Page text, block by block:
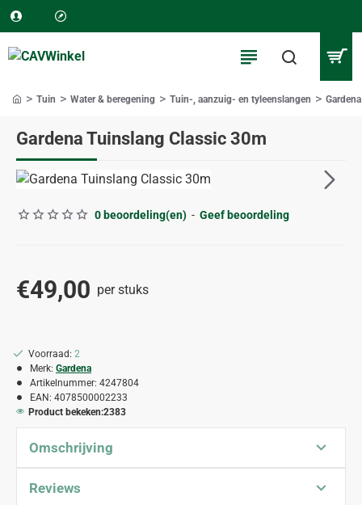
Gardena Tuinslang Classic 30m
Tuin Water & beregening Tuin-, aanzuig- en tyleenslangen
0 beoordeling(en) - Geef beoordeling
€49,00 per stuks
Voorraad: 2
Merk: Gardena
Artikelnummer: 4247804
EAN: 4078500002233
Product bekeken:2383
Omschrijving
Reviews